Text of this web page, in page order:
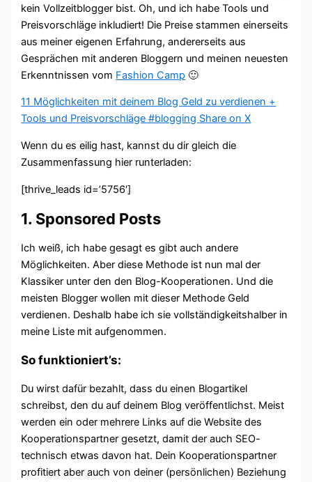
kein Vollzeitblogger bist. Oh, und ich habe Tools und
Preisvorschläge inkludiert! Die Preise stammen einerseits
aus meiner eigenen Erfahrung, andererseits aus
Gesprächen mit anderen Bloggern und meinen neuesten
Erkenntnissen vom Fashion Camp 🙂
11 Möglichkeiten mit deinem Blog Geld zu verdienen +
Tools und Preisvorschläge #blogging Share on X
Wenn du es eilig hast, kannst du dir gleich die
Zusammenfassung hier runterladen:
[thrive_leads id=’5756′]
1. Sponsored Posts
Ich weiß, ich habe gesagt es gibt auch andere
Möglichkeiten. Aber diese Methode ist nun mal der
Klassiker unter den den Blog-Kooperationen. Und die
meisten Blogger wollen mit dieser Methode Geld
verdienen. Deshalb habe ich sie vollständigkeitshalber in
meine Liste mit aufgenommen.
So funktioniert’s:
Du wirst dafür bezahlt, dass du einen Blogartikel
schreibst, den du auf deinem Blog veröffentlichst. Meist
werden ein oder mehrere Links auf die Website des
Kooperationspartner gesetzt, damit der auch SEO-
technisch etwas davon hat. Dein Kooperationspartner
profitiert aber auch von deiner (persönlichen) Beziehung